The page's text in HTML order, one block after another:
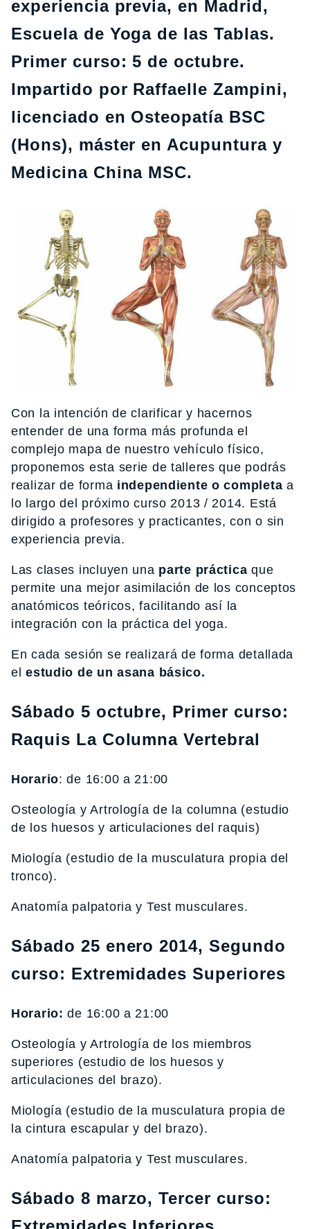
experiencia previa, en Madrid,
Escuela de Yoga de las Tablas.
Primer curso: 5 de octubre.
Impartido por Raffaelle Zampini,
licenciado en Osteopatía BSC
(Hons), máster en Acupuntura y
Medicina China MSC.
Con la intención de clarificar y hacernos
entender de una forma más profunda el
complejo mapa de nuestro vehículo físico,
proponemos esta serie de talleres que podrás
realizar de forma independiente o completa a
lo largo del próximo curso 2013 / 2014. Está
dirigido a profesores y practicantes, con o sin
experiencia previa.
Las clases incluyen una parte práctica que
permite una mejor asimilación de los conceptos
anatómicos teóricos, facilitando así la
integración con la práctica del yoga.
En cada sesión se realizará de forma detallada
elestudio de un asana básico.
Sábado 5 octubre, Primer curso:
Raquis La Columna Vertebral
Horario: de 16:00 a 21:00
Osteología y Artrología de la columna (estudio
de los huesos y articulaciones del raquis)
Miología (estudio de la musculatura propia del
tronco).
Anatomía palpatoria y Test musculares.
Sábado 25 enero 2014, Segundo
curso: Extremidades Superiores
Horario: de 16:00 a 21:00
Osteología y Artrología de los miembros
superiores (estudio de los huesos y
articulaciones del brazo).
Miología (estudio de la musculatura propia de
la cintura escapular y del brazo).
Anatomía palpatoria y Test musculares.
Sábado 8 marzo, Tercer curso: